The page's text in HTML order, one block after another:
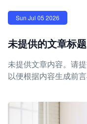
Sun Jul 05 2026
未提供的文章标题
未提供文章内容。请
以便根据内容生成前言